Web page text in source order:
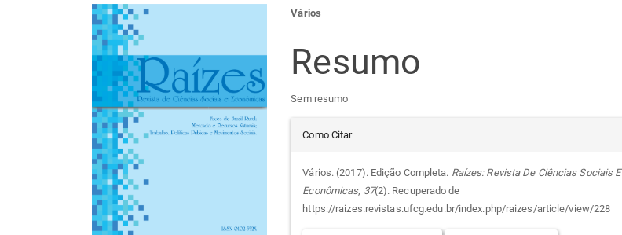
Barra
lateral
de
artigos
Conteúdo
do
artigo
principal
Vários
Resumo
Sem resumo
Detalhes
do
artigo
Como Citar
Vários. (2017). Edição Completa. Raízes: Revista De Ciências Sociais E
Econômicas, 37(2). Recuperado de
https://raizes.revistas.ufcg.edu.br/index.php/raizes/article/view/228